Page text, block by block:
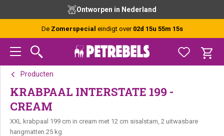
hoofdnavigatie
hoofd
inhoud
voettekst
Ontworpen in Nederland
De Zomerspecial eindigt over 02d 15u 55m 15s
Producten
KRABPAAL INTERSTATE 199 -
CREAM
XXL krabpaal 199 cm in cream met 12 cm sisalstam, 2 uitwasbare
hangmatten 25 kg